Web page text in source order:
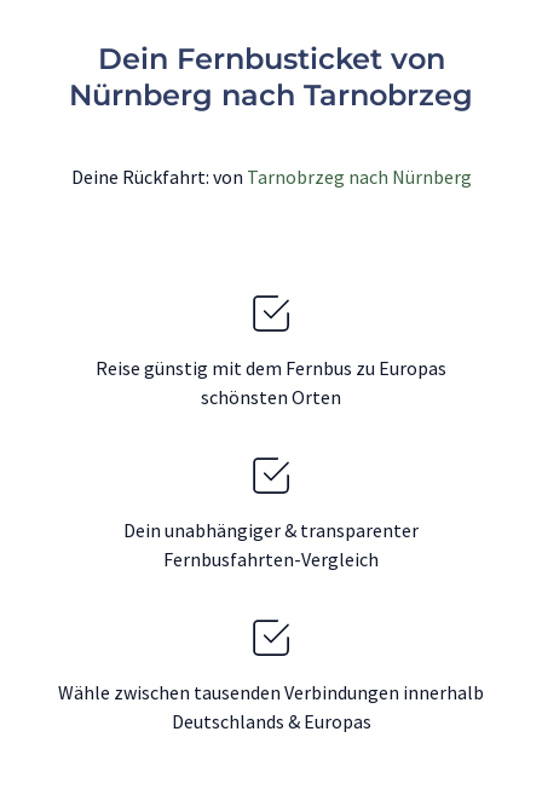
Dein Fernbusticket von
Nürnberg nach Tarnobrzeg
Deine Rückfahrt: von Tarnobrzeg nach Nürnberg
Reise günstig mit dem Fernbus zu Europas
schönsten Orten
Dein unabhängiger & transparenter
Fernbusfahrten-Vergleich
Wähle zwischen tausenden Verbindungen innerhalb
Deutschlands & Europas